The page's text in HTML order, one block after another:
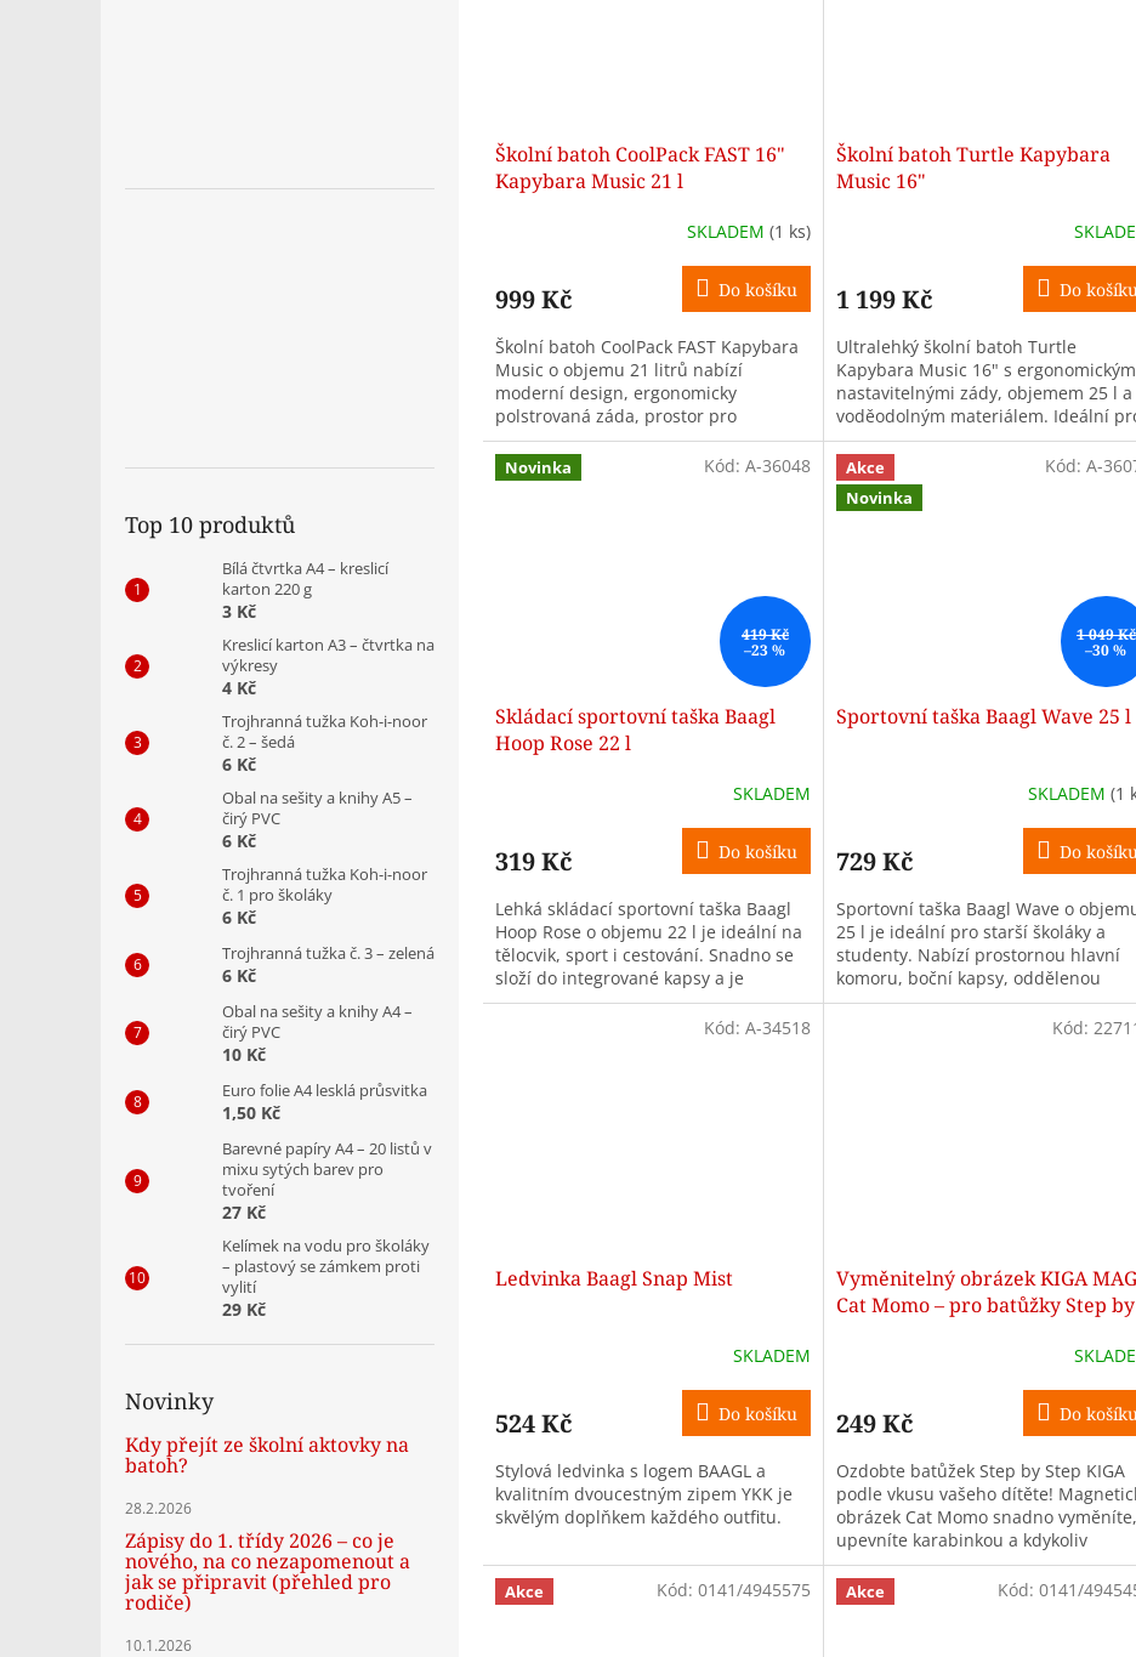
Top 10 produktů
Bílá čtvrtka A4 – kreslicí
karton 220 g
3 Kč
Kreslicí karton A3 – čtvrtka na
výkresy
4 Kč
Trojhranná tužka Koh-i-noor
č. 2 – šedá
6 Kč
Obal na sešity a knihy A5 –
čirý PVC
6 Kč
Trojhranná tužka Koh-i-noor
č. 1 pro školáky
6 Kč
Trojhranná tužka č. 3 – zelená
6 Kč
Obal na sešity a knihy A4 –
čirý PVC
10 Kč
Euro folie A4 lesklá průsvitka
1,50 Kč
Barevné papíry A4 – 20 listů v
mixu sytých barev pro
tvoření
27 Kč
Kelímek na vodu pro školáky
– plastový se zámkem proti
vylití
29 Kč
Novinky
Kdy přejít ze školní aktovky na
batoh?
28.2.2026
Zápisy do 1. třídy 2026 – co je
nového, na co nezapomenout a
jak se připravit (přehled pro
rodiče)
10.1.2026
Školní batoh CoolPack FAST 16"
Kapybara Music 21 l
SKLADEM (1 ks)
999 Kč Do košíku
Školní batoh CoolPack FAST Kapybara
Music o objemu 21 litrů nabízí
moderní design, ergonomicky
polstrovaná záda, prostor pro
notebook až 16" a praktické
uspořádání kapes....
Školní batoh Turtle Kapybara
Music 16"
1 199 Kč Do
Ultralehký školní batoh Turtle
Kapybara Music 16" s
nastavitelnými zády, objemem 25 l a
voděodolným materiálem. Ideální
školáky od 1. stupně.
Novinka
419 Kč
–23 %
Skládací sportovní taška Baagl
Hoop Rose 22 l
SKLADEM
319 Kč Do košíku
Lehká skládací sportovní taška Baagl
Hoop Rose o objemu 22 l je ideální na
tělocvik, sport i cestování. Snadno se
složí do integrované kapsy a je
vyrobena z recyklovaného...
Kód: A-36048
Akce
Novinka
1 049 Kč
–30 %
Sportovní taška Baagl Wave 25 l
SKLADEM (1
729 Kč Do
Sportovní taška Baagl Wave o
25 l je ideální pro starší školáky a
studenty. Nabízí prostornou hlavní
komoru, boční kapsy, oddělenou
přihrádku na obuv, pevné dno se...
Kód: A-
Ledvinka Baagl Snap Mist
SKLADEM
524 Kč Do košíku
Stylová ledvinka s logem BAAGL a
kvalitním dvoucestným zipem YKK je
skvělým doplňkem každého outfitu.
Kód: A-34518
Vyměnitelný obrázek KIGA
Cat Momo – pro batůžky Step by
249 Kč Do
Ozdobte batůžek Step by Step KIGA
podle vkusu vašeho dítěte!
obrázek Cat Momo snadno vyměníte,
upevníte karabinkou a kdykoliv
odstraníte.
Kód:
Akce Kód: 0141/4945575 Akce Kód: 0141/